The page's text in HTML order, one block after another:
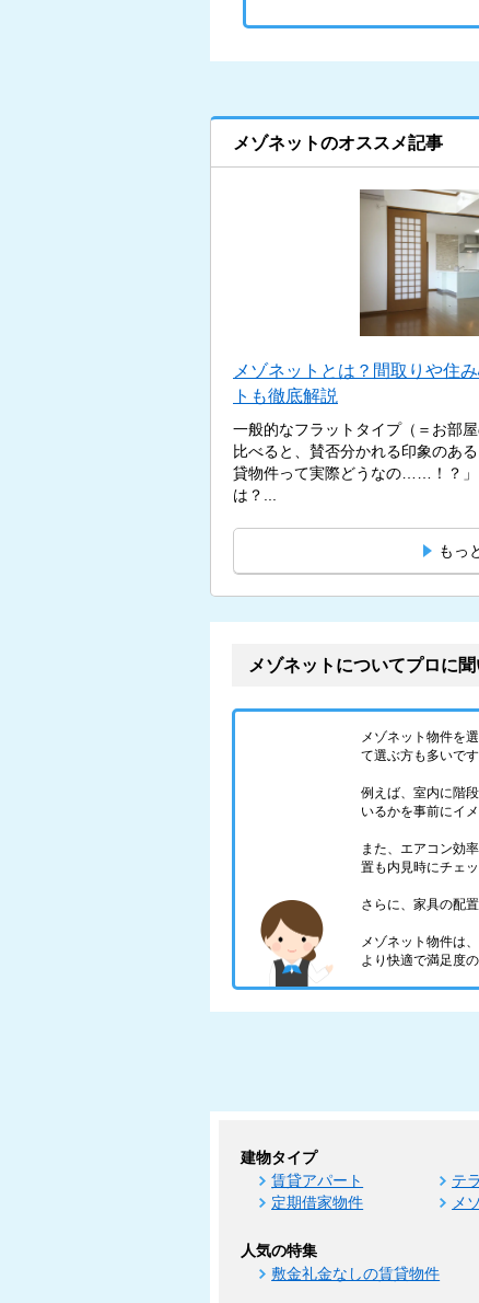
メゾネットのオススメ記事
メゾネットとは？間取りや住
トも徹底解説
一般的なフラットタイプ（＝お部
比べると、賛否分かれる印象のあ
貸物件って実際どうなの……！？
は？...
もっ
メゾネットについてプロに
メゾネット物件を
て選ぶ方も多いで
例えば、室内に階
いるかを事前にイ
また、エアコン効
置も内見時にチェ
さらに、家具の配
メゾネット物件は
より快適で満足度
建物タイプ
賃貸アパート テ
定期借家物件
メ
人気の特集
敷金礼金なしの賃貸物件